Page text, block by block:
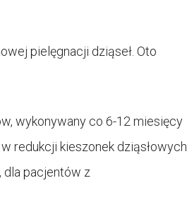
pielęgnacji dziąseł. Oto
wykonywany co 6-12 miesięcy
redukcji kieszonek dziąsłowych
dla pacjentów z